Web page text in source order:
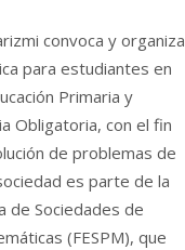
convoca y organiza
para estudiantes en
Primaria y
Obligatoria, con el fin
de problemas de
es parte de la
de Sociedades de
(FESPM), que